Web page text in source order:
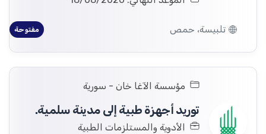
تلبيسة، حمص مفتوحة
مؤسسة الآغا خان - سورية
توريد أجهزة طبية إلى مدينة سلمية.
الأدوية والمستلزمات الطبية